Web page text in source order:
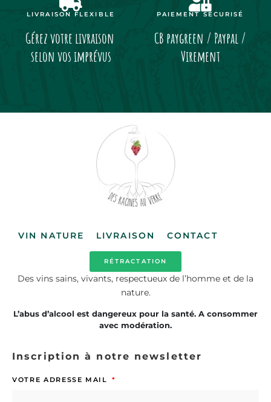
LIVRAISON FLEXIBLE
Gérez votre livraison
selon vos imprévus
PAIEMENT SÉCURISÉ
CB paygreen / Paypal /
Virement
VIN NATURE LIVRAISON CONTACT
RÉTRACTATION
Des vins sains, vivants, respectueux de l’homme et de la
nature.
L’abus d’alcool est dangereux pour la santé. A consommer
avec modération.
Inscription à notre newsletter
VOTRE ADRESSE MAIL